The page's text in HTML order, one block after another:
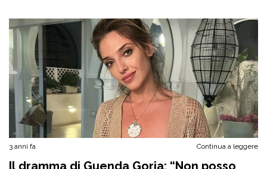
3 anni fa Continua a leggere
Il dramma di Guenda Goria: “Non posso